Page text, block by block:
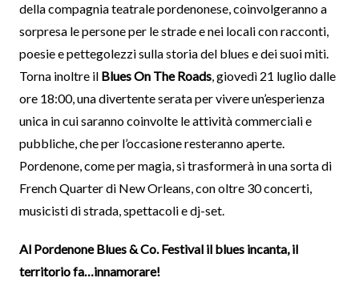
della compagnia teatrale pordenonese, coinvolgeranno a
sorpresa le persone per le strade e nei locali con racconti,
poesie e pettegolezzi sulla storia del blues e dei suoi miti.
Torna inoltre il Blues On The Roads, giovedì 21 luglio dalle
ore 18:00, una divertente serata per vivere un’esperienza
unica in cui saranno coinvolte le attività commerciali e
pubbliche, che per l’occasione resteranno aperte.
Pordenone, come per magia, si trasformerà in una sorta di
French Quarter di New Orleans, con oltre 30 concerti,
musicisti di strada, spettacoli e dj-set.
Al Pordenone Blues & Co. Festival il blues incanta, il
territorio fa…innamorare!